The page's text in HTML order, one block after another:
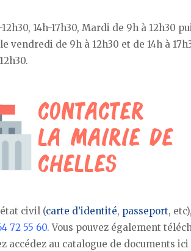
14h-17h30, Mardi de 9h à 12h30
le vendredi de 9h à 12h30 et de 14h à
civil (carte d’identité, passeport,
72 55 60. Vous pouvez également
accédez au catalogue de documents ici